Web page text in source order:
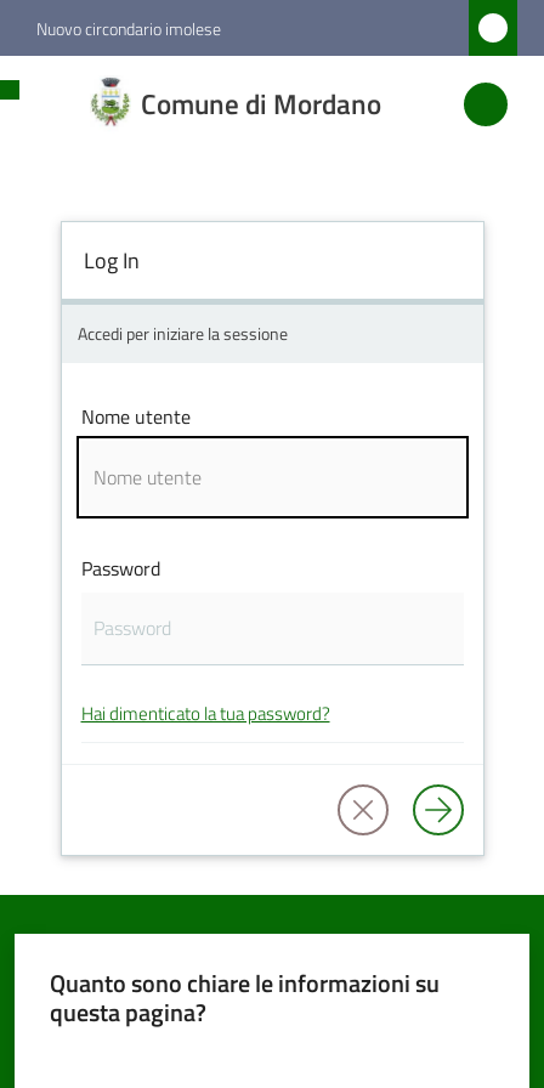
Vai al contenuto
Vai alla navigazione
Vai al footer
Nuovo circondario imolese
Comune di Mordano
di
Amministrazione
Novità
Servizi
PNRR
Servizi
Tutti
gli
argomenti
Log In
Accedi per iniziare la sessione
Nome utente
Password
Hai dimenticato la tua password?
Quanto sono chiare le informazioni su
questa pagina?